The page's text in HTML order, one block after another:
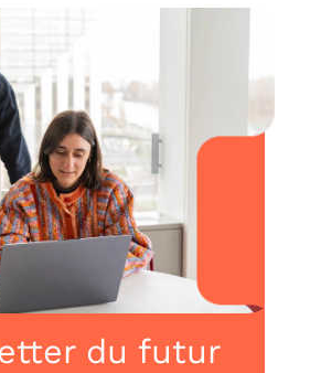
du futur